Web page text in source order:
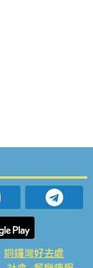
銅鑼灣好去處